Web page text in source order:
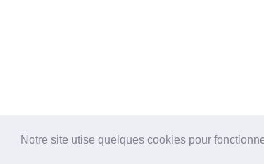
Notre site utise quelques cookies pour